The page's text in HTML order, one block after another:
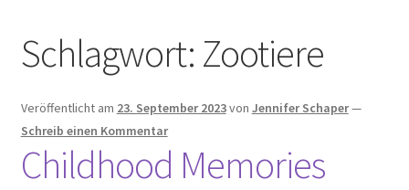
Blog
Datenschutzbelehrung
Datenschutzerklärung
Schlagwort: Zootiere
Veröffentlicht am 23. September 2023von Jennifer Schaper—
Schreib einen Kommentar
Childhood Memories